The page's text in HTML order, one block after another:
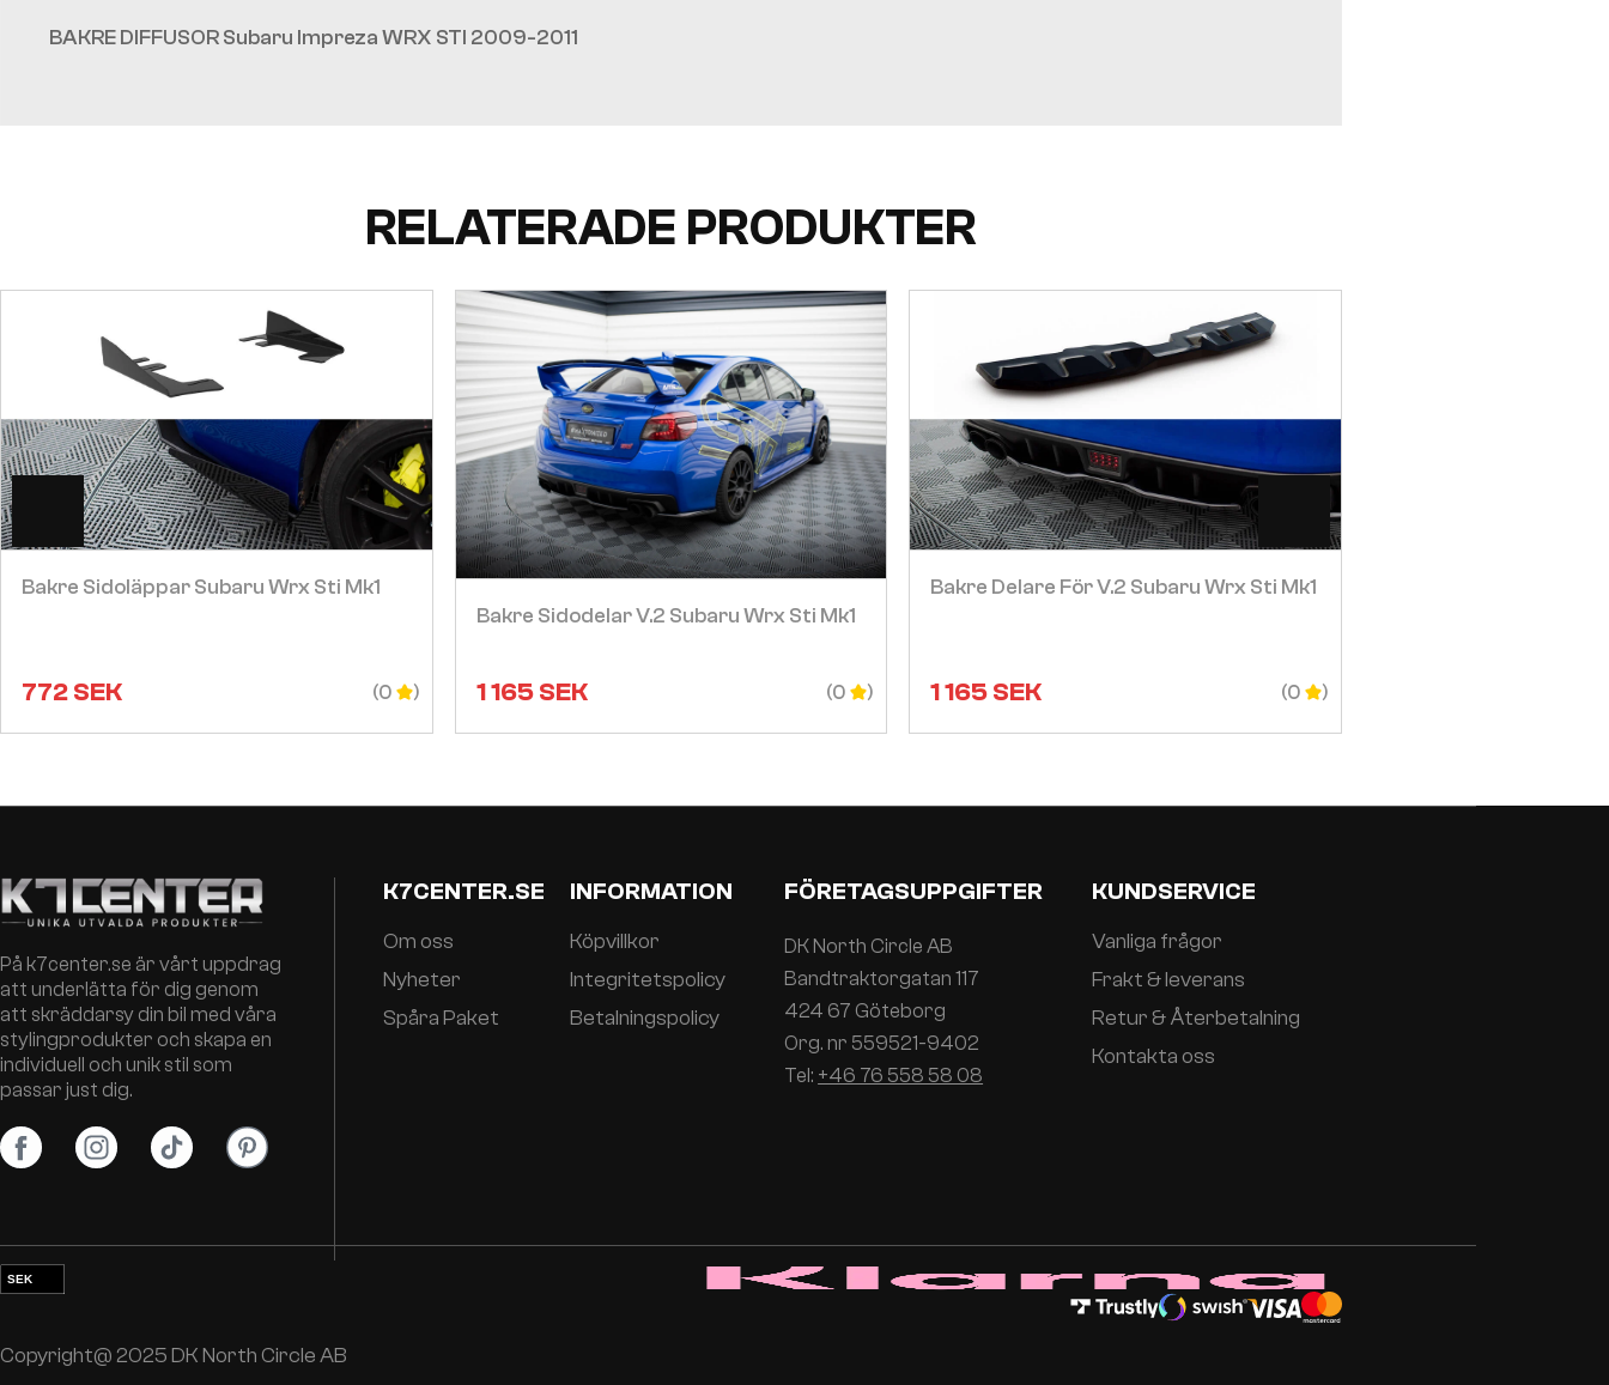
BAKRE DIFFUSOR Subaru Impreza WRX STI 2009-2011
RELATERADE PRODUKTER
Bakre Sidoläppar Subaru Wrx Sti Mk1
772SEK (0
Visa
Bakre Sidodelar V.2 Subaru Wrx Sti Mk1
1 165SEK (0
Visa
Bakre Delare För V.2 Subaru Wrx Sti Mk1
1 165SEK (0
Visa
På k7center.se är vårt uppdrag
att underlätta för dig genom
att skräddarsy din bil med våra
stylingprodukter och skapa en
individuell och unik stil som
passar just dig.
K7CENTER.SE
Om oss
Nyheter
Spåra Paket
INFORMATION
Köpvillkor
Integritetspolicy
Betalningspolicy
FÖRETAGSUPPGIFTER
DK North Circle AB
Bandtraktorgatan 117
424 67 Göteborg
Org. nr 559521-9402
Tel: +46 76 558 58 08
KUNDSERVICE
Vanliga frågor
Frakt & leverans
Retur & Återbetalning
Kontakta oss
SEK
DKK
Copyright@ 2025 DK North Circle AB